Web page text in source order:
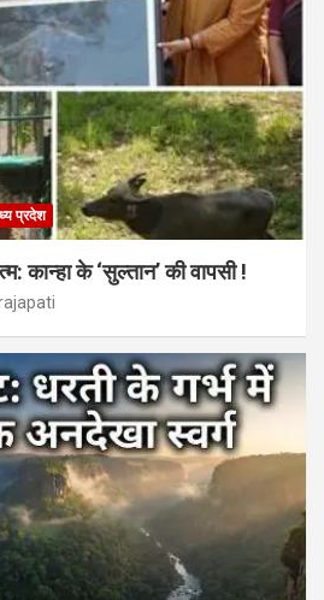
प्रदेश
कान्हा के ‘सुल्तान’ की वापसी !